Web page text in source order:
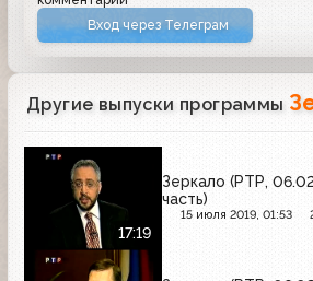
Вход через Телеграм
Другие выпуски программы
17:19
Зеркало (РТР,
часть)
15 июля 2019, 01:53